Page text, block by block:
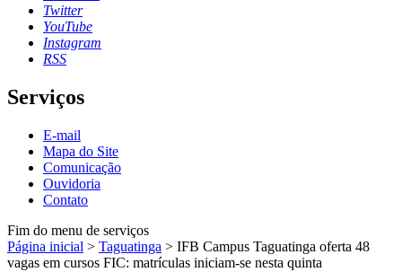
Twitter
YouTube
Instagram
RSS
Serviços
E-mail
Mapa do Site
Comunicação
Ouvidoria
Contato
Fim do menu de serviços
Página inicial > Taguatinga > IFB Campus Taguatinga oferta 48
vagas em cursos FIC: matrículas iniciam-se nesta quinta